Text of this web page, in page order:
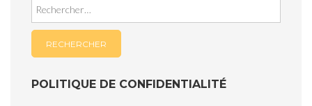
POLITIQUE DE CONFIDENTIALITÉ